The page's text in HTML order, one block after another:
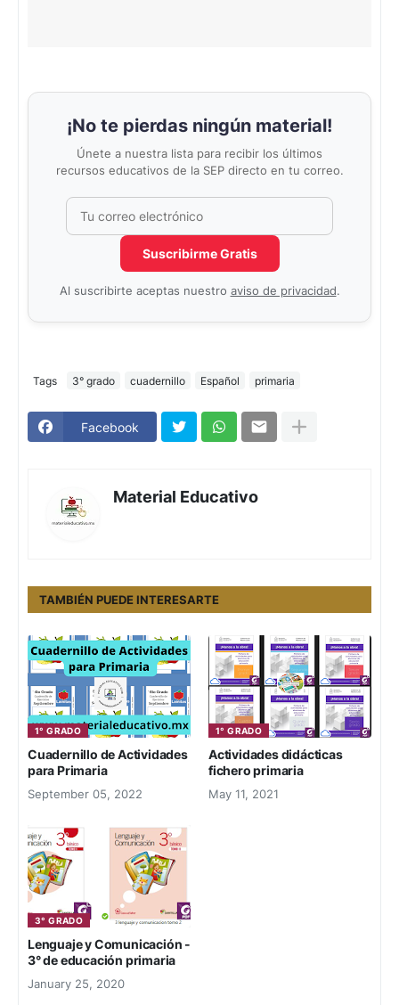
¡No te pierdas ningún material!
Únete a nuestra lista para recibir los últimos
recursos educativos de la SEP directo en tu correo.
No completar este campo
Suscribirme Gratis
Al suscribirte aceptas nuestro aviso de privacidad.
Tags 3° grado cuadernillo Español primaria
Facebook
Material Educativo
TAMBIÉN PUEDE INTERESARTE
1° GRADO
Cuadernillo de Actividades
para Primaria
September 05, 2022
1° GRADO
Actividades didácticas
fichero primaria
May 11, 2021
3° GRADO
Lenguaje y Comunicación -
3° de educación primaria
January 25, 2020